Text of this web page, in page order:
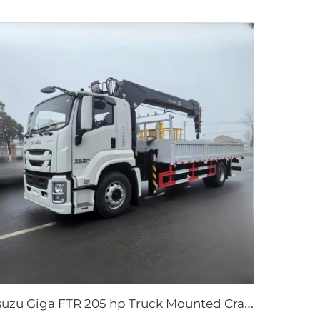
I
suzu Giga FTR 205 hp Truck Mounted Crane